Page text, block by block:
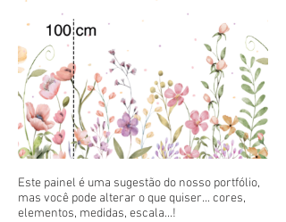
Este painel é uma sugestão do nosso portfólio,
mas você pode alterar o que quiser... cores,
elementos, medidas, escala...!